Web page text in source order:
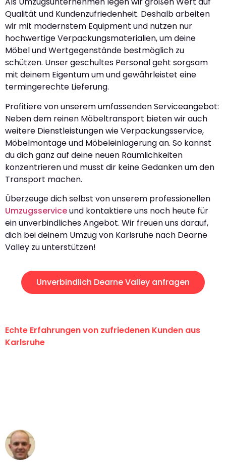
Qualität und Kundenzufriedenheit. Deshalb arbeiten
wir mit modernstem Equipment und nutzen nur
hochwertige Verpackungsmaterialien, um deine
Möbel und Wertgegenstände bestmöglich zu
schützen. Unser geschultes Personal geht sorgsam
mit deinem Eigentum um und gewährleistet eine
termingerechte Lieferung.
Profitiere von unserem umfassenden Serviceangebot:
Neben dem reinen Möbeltransport bieten wir auch
weitere Dienstleistungen wie Verpackungsservice,
Möbelmontage und Möbeleinlagerung an. So kannst
du dich ganz auf deine neuen Räumlichkeiten
konzentrieren und musst dir keine Gedanken um den
Transport machen.
Überzeuge dich selbst von unserem professionellen
Umzugsserviceund kontaktiere uns noch heute für
ein unverbindliches Angebot. Wir freuen uns darauf,
dich bei deinem Umzug von Karlsruhe nach Dearne
Valley zu unterstützen!
Unverbindlich Dearne Valley anfragen
Echte Erfahrungen von zufriedenen Kunden aus
Karlsruhe